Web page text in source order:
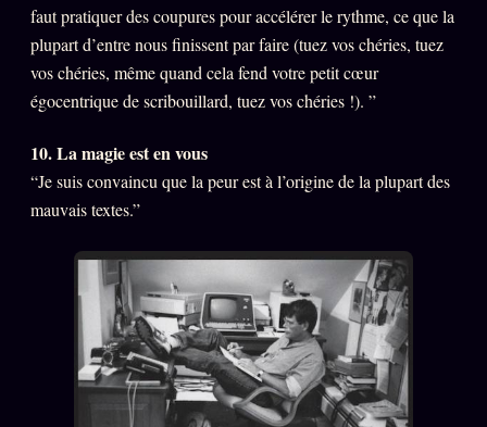
Personas
Who is who
Qui baise qui
+18
Charte éditoriale
Studios
Words RadioFM
PRATIQUE + LÉGAL
Archive complète
Récents
faut pratiquer des coupures pour accélérer le rythme, ce que la
plupart d’entre nous finissent par faire (tuez vos chéries, tuez
vos chéries, même quand cela fend votre petit cœur
égocentrique de scribouillard, tuez vos chéries !). ”
10. La magie est en vous
“Je suis convaincu que la peur est à l’origine de la plupart des
mauvais textes.”